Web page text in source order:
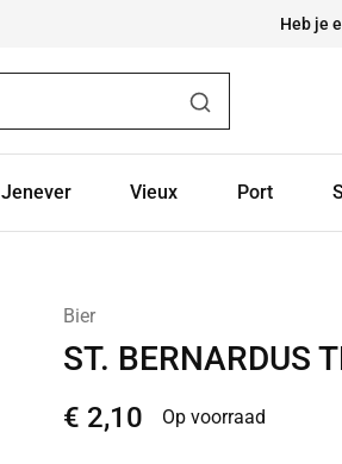
Heb je
Jenever Vieux Port
Bier
ST. BERNARDUS
€ 2,10 Op voorraad